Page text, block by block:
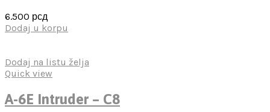
6.500 рсд
Dodaj u korpu
Dodaj na listu želja
Quick view
A-6E Intruder – C8